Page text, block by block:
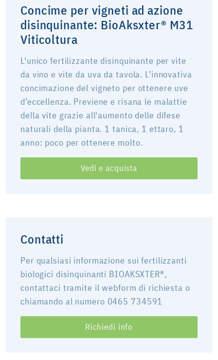
Concime per vigneti ad azione
disinquinante: BioAksxter® M31
Viticoltura
L'unico fertilizzante disinquinante per vite
da vino e vite da uva da tavola. L’innovativa
concimazione del vigneto per ottenere uve
d’eccellenza. Previene e risana le malattie
della vite grazie all'aumento delle difese
naturali della pianta. 1 tanica, 1 ettaro, 1
anno: poco per ottenere molto.
Vedi e acquista
Contatti
Per qualsiasi informazione sui fertilizzanti
biologici disinquinanti BIOAKSXTER®,
contattaci tramite il webform di richiesta o
chiamando al numero 0465 734591
Richiedi info